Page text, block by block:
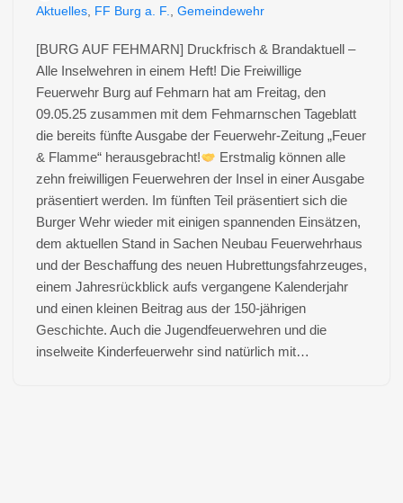
Aktuelles, FF Burg a. F., Gemeindewehr
[BURG AUF FEHMARN] Druckfrisch & Brandaktuell –
Alle Inselwehren in einem Heft! Die Freiwillige
Feuerwehr Burg auf Fehmarn hat am Freitag, den
09.05.25 zusammen mit dem Fehmarnschen Tageblatt
die bereits fünfte Ausgabe der Feuerwehr-Zeitung „Feuer
& Flamme“ herausgebracht!
Erstmalig können alle
zehn freiwilligen Feuerwehren der Insel in einer Ausgabe
präsentiert werden. Im fünften Teil präsentiert sich die
Burger Wehr wieder mit einigen spannenden Einsätzen,
dem aktuellen Stand in Sachen Neubau Feuerwehrhaus
und der Beschaffung des neuen Hubrettungsfahrzeuges,
einem Jahresrückblick aufs vergangene Kalenderjahr
und einen kleinen Beitrag aus der 150-jährigen
Geschichte. Auch die Jugendfeuerwehren und die
inselweite Kinderfeuerwehr sind natürlich mit…